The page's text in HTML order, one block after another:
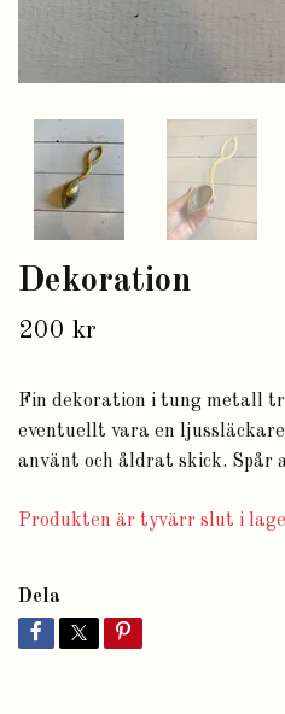
Dekoration
200 kr
Fin dekoration i tung metall
eventuellt vara en
använt och åldrat skick. Spår
Produkten är tyvärr slut i
Dela